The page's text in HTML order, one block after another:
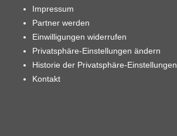
Impressum
Partner werden
Einwilligungen widerrufen
Privatsphäre-Einstellungen ändern
Historie der Privatsphäre-Einstellungen
Kontakt